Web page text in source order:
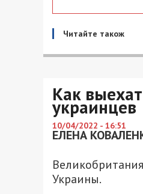
Читайте також
Как
украинцев
10/04/2022 - 16:51
ЕЛЕНА
Украины.